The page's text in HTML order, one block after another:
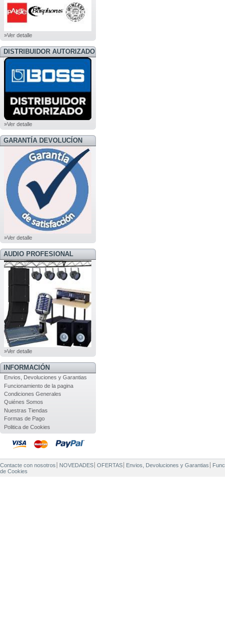
»Ver detalle
DISTRIBUIDOR AUTORIZADO
BOSS
»Ver detalle
GARANTÍA DEVOLUCÍON
»Ver detalle
AUDIO PROFESIONAL
»Ver detalle
INFORMACIÓN
Envios, Devoluciones y Garantias
Funcionamiento de la pagina
Condiciones Generales
Quiénes Somos
Nuestras Tiendas
Formas de Pago
Politica de Cookies
Contacte con nosotros NOVEDADES OFERTAS Envios, Devoluciones y Garantias
de Cookies